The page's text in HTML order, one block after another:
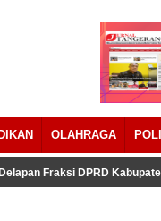
OLAHRAGA
Fraksi DPRD Kabupaten